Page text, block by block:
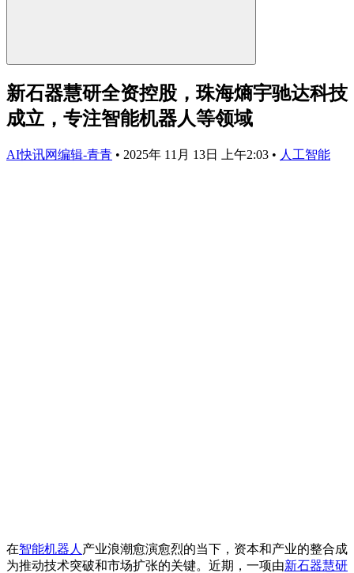
新石器慧研全资控股，珠海熵宇驰达科技
成立，专注智能机器人等领域
AI快讯网编辑-青青 • 2025年 11月 13日 上午2:03 • 人工智能
在智能机器人 产业浪潮愈演愈烈的当下，资本和产业的整合成
为推动技术突破和市场扩张的关键。近期，一项由新石器慧研